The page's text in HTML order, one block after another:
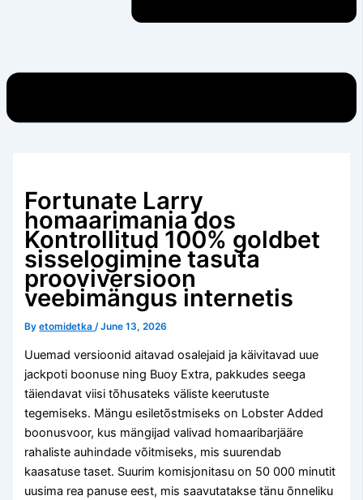
Fortunate Larry
homaarimania dos
Kontrollitud 100% goldbet
sisselogimine tasuta
prooviversioon
veebimängus internetis
Byetomidetka /June 13, 2026
Uuemad versioonid aitavad osalejaid ja käivitavad uue
jackpoti boonuse ning Buoy Extra, pakkudes seega
täiendavat viisi tõhusateks väliste keerutuste
tegemiseks. Mängu esiletõstmiseks on Lobster Added
boonusvoor, kus mängijad valivad homaaribarjääre
rahaliste auhindade võitmiseks, mis suurendab
kaasatuse taset. Suurim komisjonitasu on 50 000 minutit
uusima rea ​​panuse eest, mis saavutatakse tänu õnneliku